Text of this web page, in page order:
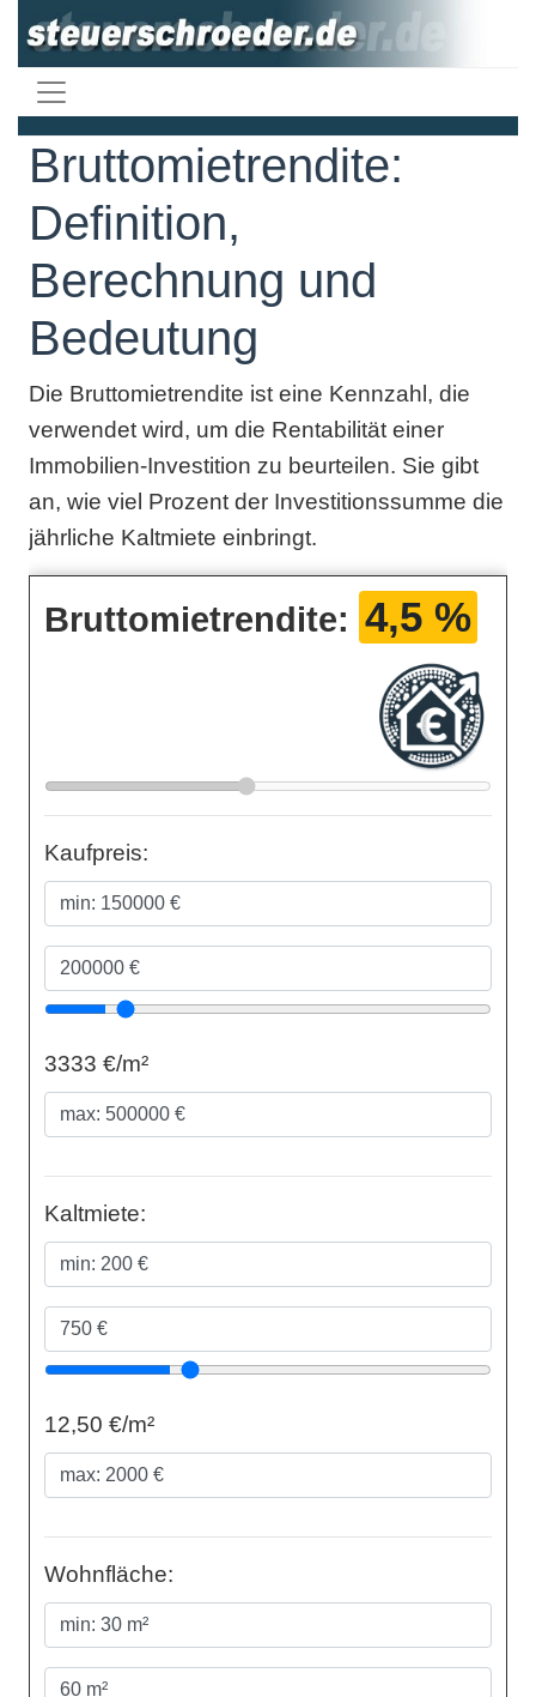
Bruttomietrendite:
Definition,
Berechnung und
Bedeutung
Die Bruttomietrendite ist eine Kennzahl, die
verwendet wird, um die Rentabilität einer
Immobilien-Investition zu beurteilen. Sie gibt
an, wie viel Prozent der Investitionssumme die
jährliche Kaltmiete einbringt.
Bruttomietrendite: 4,5 %
Kaufpreis:
3333 €/m²
Kaltmiete:
12,50 €/m²
Wohnfläche: